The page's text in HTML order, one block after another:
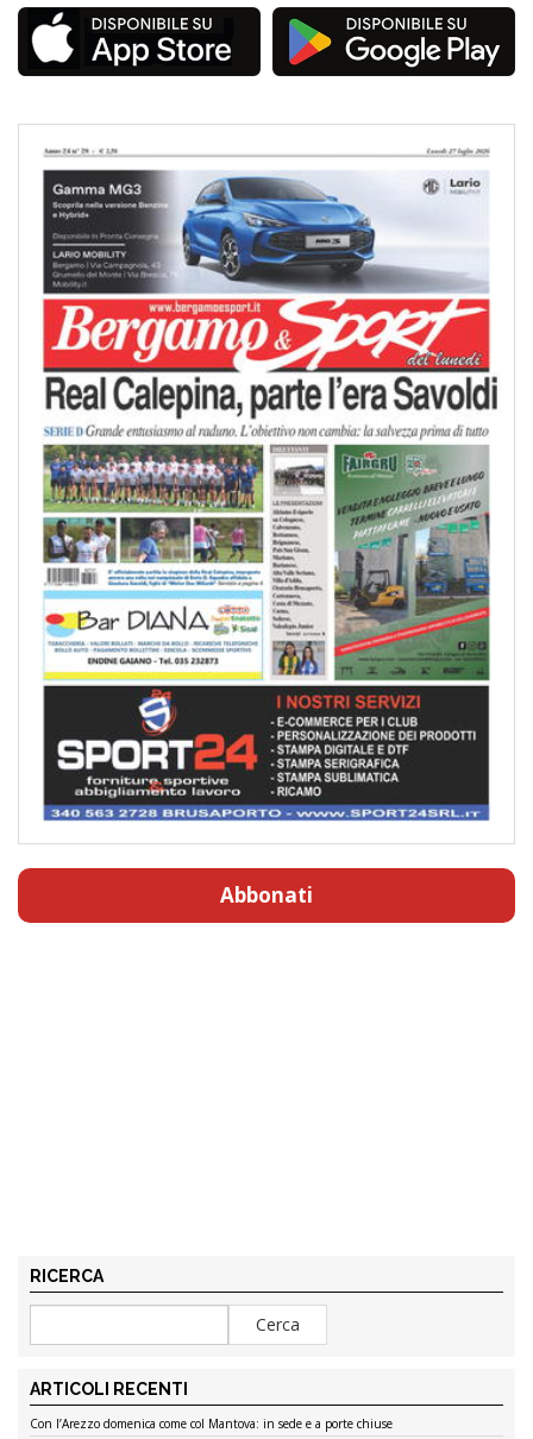
Abbonati
RICERCA
ARTICOLI RECENTI
Con l’Arezzo domenica come col Mantova: in sede e a porte chiuse